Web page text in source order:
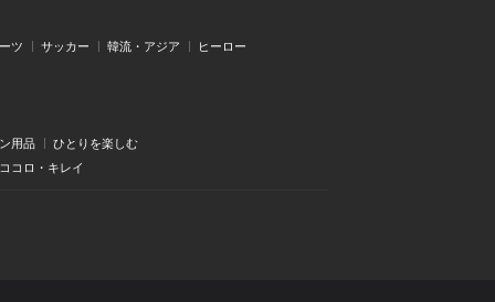
ツ サッカー 韓流・アジア ヒーロー
用品
ひとりを楽しむ
コロ・キレイ